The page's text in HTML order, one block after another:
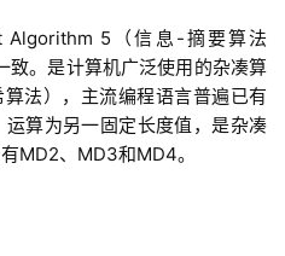
Algorithm 5（信息-摘要算法
致。是计算机广泛使用的杂凑算
法），主流编程语言普遍已有
算为另一固定长度值，是杂凑
MD2、MD3和MD4。